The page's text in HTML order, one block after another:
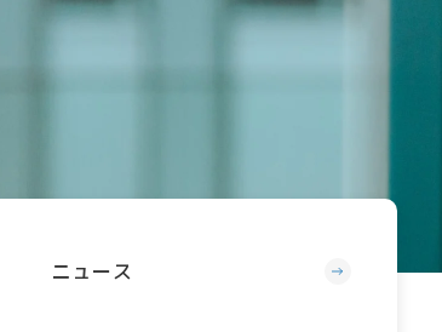
ニュース